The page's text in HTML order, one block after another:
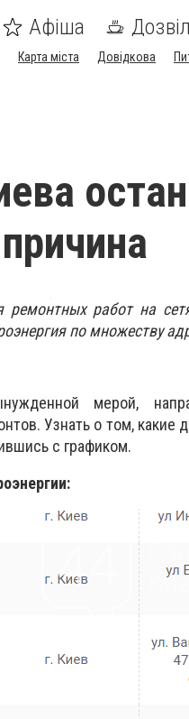
Афіша
Карта міста Довідкова
работ на
по множеству
мерой,
Узнать о том, какие
с графиком.